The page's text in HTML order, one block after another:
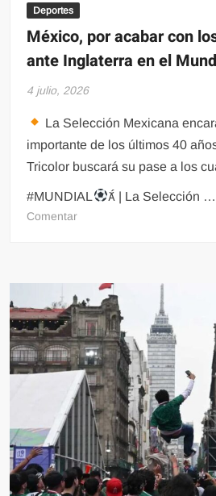
Deportes
México, por acabar con
ante Inglaterra en el
4 julio, 2026
La Selección Mexicana
importante de los últimos 40
Tricolor buscará su pase a los
#MUNDIAL  | La Selección …
Comentaren
los
fantasmas
ante
Inglaterra
en
Mundial
2026